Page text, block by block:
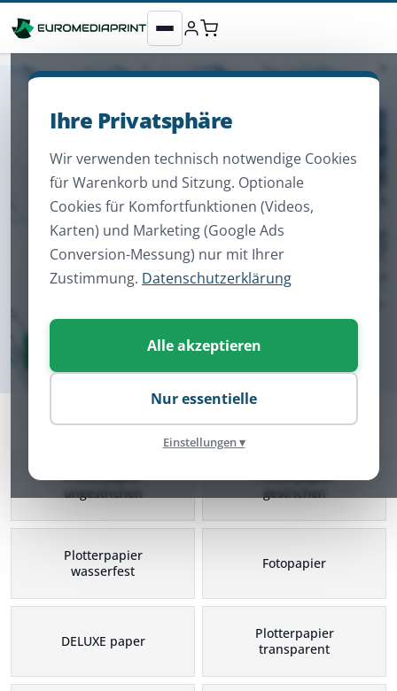
Ihre Privatsphäre
Wir verwenden technisch notwendige Cookies
für Warenkorb und Sitzung. Optionale
Cookies für Komfortfunktionen (Videos,
Karten) und Marketing (Google Ads
Conversion-Messung) nur mit Ihrer
Zustimmung. Datenschutzerklärung
Alle akzeptieren
Nur essentielle
Einstellungen ▾
Plotterpapier Kategorien
Plotterpapier
ungestrichen
Plotterpapier
gestrichen
Plotterpapier
wasserfest
Fotopapier
DELUXE paper
Plotterpapier
transparent